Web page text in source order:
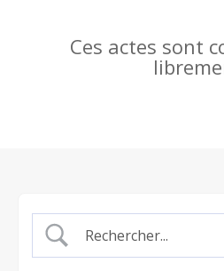
Ces actes sont